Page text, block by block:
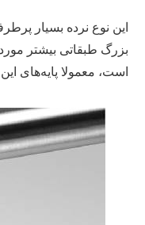
این نوع نرده بسیار
بزرگ طبقاتی بیشتر مورد
است، معمولا پایه‌های این